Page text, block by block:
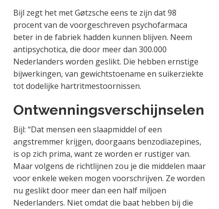
Bijl zegt het met Gøtzsche eens te zijn dat 98
procent van de voorgeschreven psychofarmaca
beter in de fabriek hadden kunnen blijven. Neem
antipsychotica, die door meer dan 300.000
Nederlanders worden geslikt. Die hebben ernstige
bijwerkingen, van gewichtstoename en suikerziekte
tot dodelijke hartritmestoornissen.
Ontwenningsverschijnselen
Bijl: “Dat mensen een slaapmiddel of een
angstremmer krijgen, doorgaans benzodiazepines,
is op zich prima, want ze worden er rustiger van.
Maar volgens de richtlijnen zou je die middelen maar
voor enkele weken mogen voorschrijven. Ze worden
nu geslikt door meer dan een half miljoen
Nederlanders. Niet omdat die baat hebben bij die